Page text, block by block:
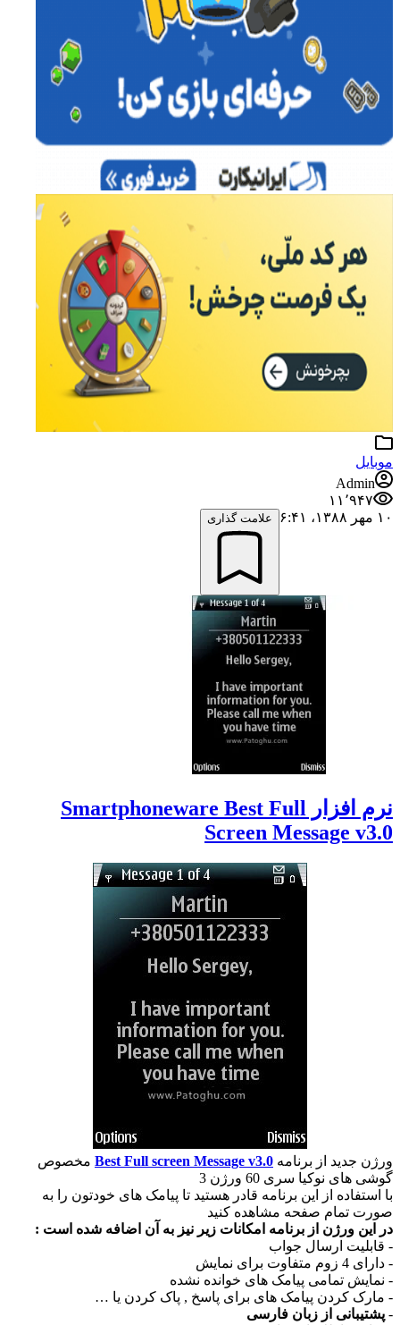
موبایل
Admin
۱۱٬۹۴۷
۱۰ مهر ۱۳۸۸،‏ ۶:۴۱
علامت گذاری
نرم افزار Smartphoneware Best Full
Screen Message v3.0
ورژن جدید از برنامه Best Full screen Message v3.0 مخصوص
گوشی های نوکیا سری 60 ورژن 3
با استفاده از این برنامه قادر هستید تا پیامک های خودتون را به
صورت تمام صفحه مشاهده کنید
در این ورژن از برنامه امکانات زیر نیز به آن اضافه شده است :
- قابلیت ارسال جواب
- دارای 4 زوم متفاوت برای نمایش
- نمایش تمامی پیامک های خوانده نشده
- مارک کردن پیامک های برای پاسخ , پاک کردن یا …
- پشتیبانی از زبان فارسی